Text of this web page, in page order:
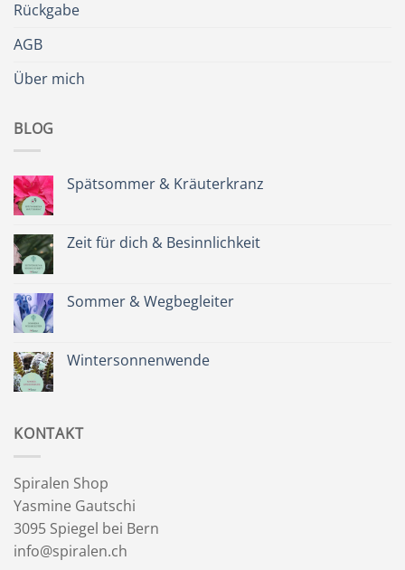
Rückgabe
AGB
Über mich
BLOG
Spätsommer & Kräuterkranz
Spätsommer
&
Zeit für dich & Besinnlichkeit
Zeit
für
Sommer & Wegbegleiter
Sommer
&
Wintersonnenwende
KONTAKT
Spiralen Shop
Yasmine Gautschi
3095 Spiegel bei Bern
info@spiralen.ch